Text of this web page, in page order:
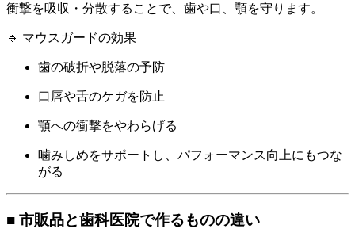
衝撃を吸収・分散することで、歯や口、顎を守ります。
🔹 マウスガードの効果
歯の破折や脱落の予防
口唇や舌のケガを防止
顎への衝撃をやわらげる
噛みしめをサポートし、パフォーマンス向上にもつな
がる
■ 市販品と歯科医院で作るものの違い